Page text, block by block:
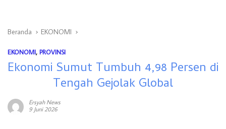
Beranda EKONOMI
EKONOMI, PROVINSI
Ekonomi Sumut Tumbuh 4,98 Persen di
Tengah Gejolak Global
Ersyah News
9 Juni 2026